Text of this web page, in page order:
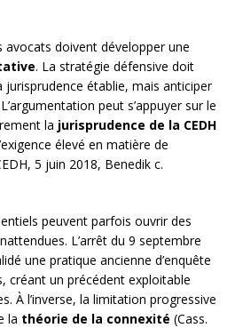
avocats doivent développer une
. La stratégie défensive doit
établie, mais anticiper
peut s’appuyer sur le
la jurisprudence de la CEDH
élevé en matière de
5 juin 2018, Benedik c.
peuvent parfois ouvrir des
L’arrêt du 9 septembre
une pratique ancienne d’enquête
créant un précédent exploitable
À l’inverse, la limitation progressive
la théorie de la connexité (Cass.